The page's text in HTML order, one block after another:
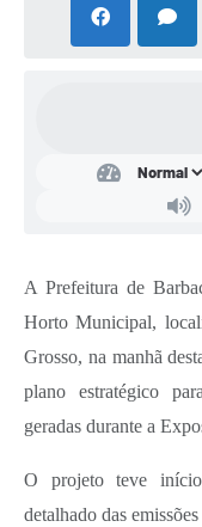
PNAB 2026 - Ciclo 2
Plano Diretor e
3º Jornada
Plano Municipal de
A Prefeitura de
Horto Municipal,
Grosso, na manhã
plano estratégico
geradas durante a
O projeto teve
detalhado das